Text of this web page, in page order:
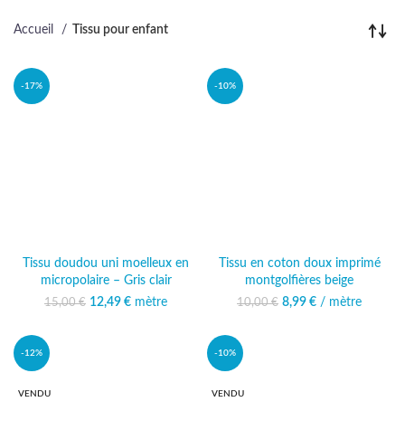
Accueil Tissu pour enfant
-17%
Tissu doudou uni moelleux en
micropolaire – Gris clair
15,00€ Le prix initial était :
12,49 €
Le prix
mètre
-10%
Tissu en coton doux imprimé
montgolfières beige
10,00€ Le prix initial était :
8,99 € Le prix actuel
/ mètre
-12%
VENDU
-10%
VENDU